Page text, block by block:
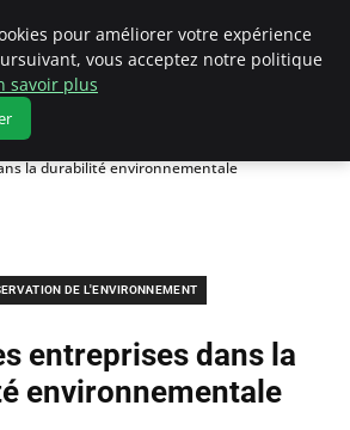
l'environnement
la durabilité environnementale
DE L'ENVIRONNEMENT
entreprises dans la
environnementale
pour améliorer votre expérience
vous acceptez notre politique
savoir plus